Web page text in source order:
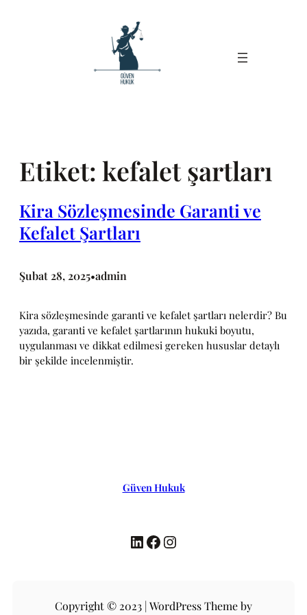
Etiket: kefalet şartları
Kira Sözleşmesinde Garanti ve
Kefalet Şartları
Şubat 28, 2025•admin
Kira sözleşmesinde garanti ve kefalet şartları nelerdir? Bu
yazıda, garanti ve kefalet şartlarının hukuki boyutu,
uygulanması ve dikkat edilmesi gereken hususlar detaylı
bir şekilde incelenmiştir.
Güven Hukuk
LinkedIn Facebook Instagram
Copyright © 2023 | WordPress Theme by